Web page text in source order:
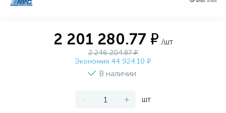
2 201 280.77 ₽ /шт
2 246 204.87 ₽
Экономия 44 924.10 ₽
В наличии
- + шт